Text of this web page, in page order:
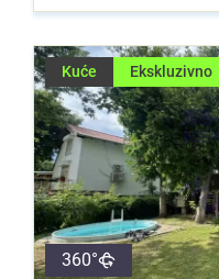
Kuće Ekskluzivno
360°